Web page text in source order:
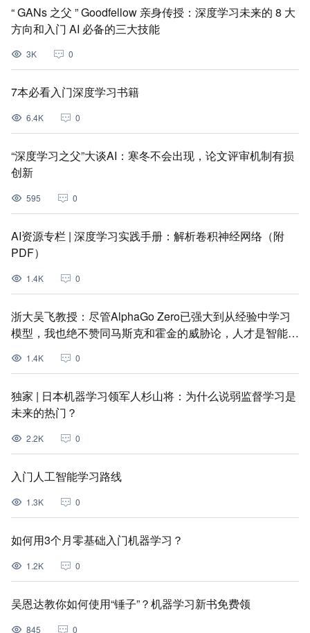
“ GANs 之父 ” Goodfellow 亲身传授：深度学习未来的 8 大
方向和入门 AI 必备的三大技能
3K 0
7本必看入门深度学习书籍
6.4K 0
“深度学习之父”大谈AI：寒冬不会出现，论文评审机制有损
创新
595 0
AI资源专栏 | 深度学习实践手册：解析卷积神经网络（附
PDF）
1.4K 0
浙大吴飞教授：尽管AlphaGo Zero已强大到从经验中学习
模型，我也绝不赞同马斯克和霍金的威胁论，人才是智能的
1.4K 0
独家 | 日本机器学习领军人杉山将：为什么说弱监督学习是
未来的热门？
2.2K 0
入门人工智能学习路线
1.3K 0
如何用3个月零基础入门机器学习？
1.2K 0
吴恩达教你如何使用“锤子”？机器学习新书免费领
845 0